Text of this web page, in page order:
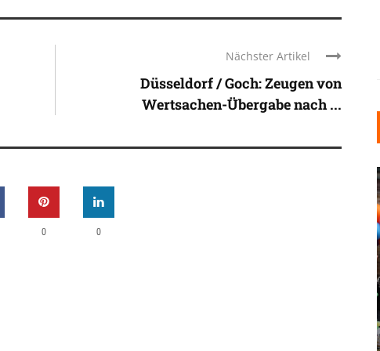
Nächster Artikel
Düsseldorf / Goch: Zeugen von
Wertsachen-Übergabe nach ...
0 0